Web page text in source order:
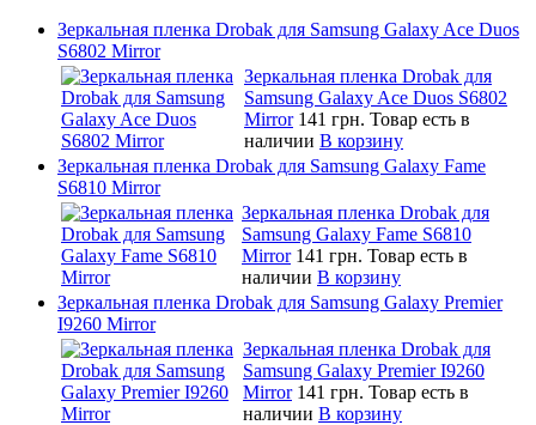
Зеркальная пленка Drobak для Samsung Galaxy Ace Duos
S6802 Mirror
Зеркальная пленка Drobak для
Samsung Galaxy Ace Duos S6802
Mirror 141 грн. Товар есть в
наличии В корзину
Зеркальная пленка Drobak для Samsung Galaxy Fame
S6810 Mirror
Зеркальная пленка Drobak для
Samsung Galaxy Fame S6810
Mirror 141 грн. Товар есть в
наличии В корзину
Зеркальная пленка Drobak для Samsung Galaxy Premier
I9260 Mirror
Зеркальная пленка Drobak для
Samsung Galaxy Premier I9260
Mirror 141 грн. Товар есть в
наличии В корзину